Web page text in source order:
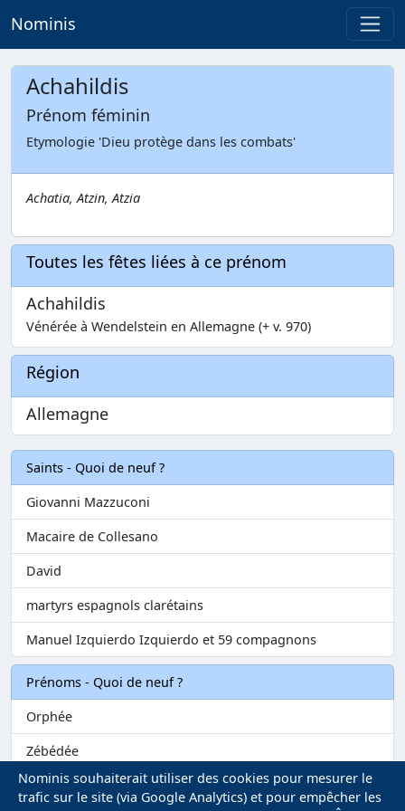
Nominis
Achahildis
Prénom féminin
Etymologie 'Dieu protège dans les combats'
Achatia, Atzin, Atzia
Toutes les fêtes liées à ce prénom
Achahildis
Vénérée à Wendelstein en Allemagne (+ v. 970)
Région
Allemagne
Saints - Quoi de neuf ?
Giovanni Mazzuconi
Macaire de Collesano
David
martyrs espagnols clarétains
Manuel Izquierdo Izquierdo et 59 compagnons
Prénoms - Quoi de neuf ?
Orphée
Zébédée
Melvil
Nominis souhaiterait utiliser des cookies pour mesurer le
trafic sur le site (via Google Analytics) et pour empêcher les